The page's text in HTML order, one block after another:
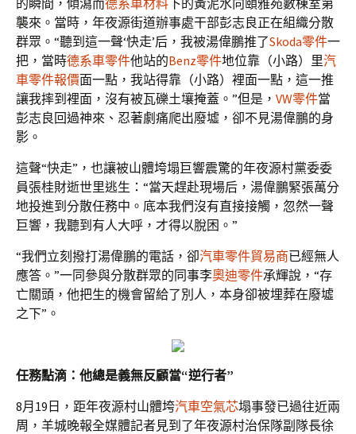
的瞬間，傾瀉而德系車材料下的黃泥水向頤雅苑數棟室第
襲來。當時，年夜源街道辦事處干部彭志良正在組織分散
群眾。“聽到這一聲‘快走’后，我被湯偉鵬推了Skoda零件一
把，當時德系車零件他站的Benz零件地位靠（小路）里汽
車零件報價面一點，我站得靠（小路）裡面一點，這一推
讓我摔到裡面，沒有被瓦礫土壤掩蓋。”但是， VW零件當
彭志良回過神來、忍著劇痛爬出廢墟，卻不見湯偉鵬的身
影。
這聲“快走”，也讓被山體垮塌巨響震驚的年夜源村黨委委
員張桂財逝世里逃生：“當天趕赴現場后，湯偉鵬緊張萬分
地投進到分散任務中。底本我們沒有直接接觸，忽然一聲
巨響，我聽到有人大呼，才得以脫困。”
“我們立刻撥打湯偉鵬的電話，卻汽車零件貿易商已經無人
應答。”一同參與分散群眾的同事李奧迪零件承輝說，“存
亡關頭，他把生的機會留給了別人，本身卻被埋葬在廢墟
之下”。
任務點滴：他總是義無反顧當“逆行者”
8月19日，距年夜源村山體垮汽車空氣芯塌事發已過往近兩
周，羊城晚報全媒體記者見到了年夜源村治保隊副隊長徐